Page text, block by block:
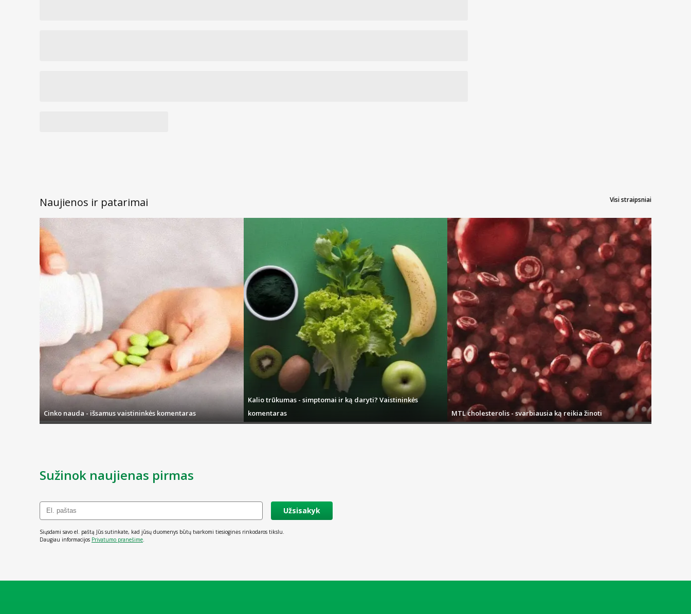
Naujienos ir patarimai Visi straipsniai
Cinko nauda - išsamus vaistininkės komentaras
Kalio trūkumas - simptomai ir ką daryti? Vaistininkės
komentaras
MTL cholesterolis - svarbiausia ką reikia žinoti
Sužinok naujienas pirmas
Užsisakyk
Siųsdami savo el. paštą Jūs sutinkate, kad jūsų duomenys būtų tvarkomi tiesioginės rinkodaros tikslu.
Daugiau informacijos Privatumo pranešime